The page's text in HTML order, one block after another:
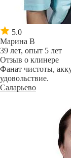
5.0
Марина В
39 лет, опыт 5 лет
Отзыв о клинере
Фанат чистоты,
удовольствие.
Саларьево